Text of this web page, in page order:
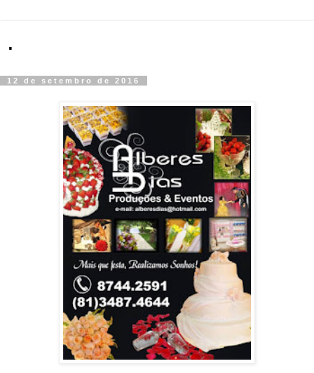
.
12 de setembro de 2016